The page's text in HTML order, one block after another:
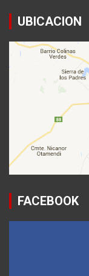
UBICACION
FACEBOOK